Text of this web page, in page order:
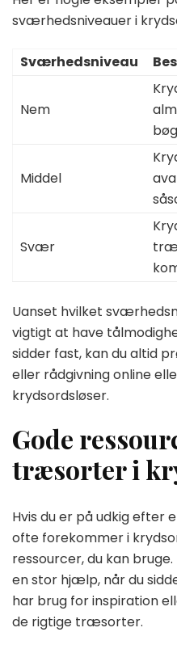
sværhedsniveauer i
Sværhedsniveau
Nem
Middel
Svær
Uanset hvilket
vigtigt at have
sidder fast, kan du altid
eller rådgivning online
krydsordsløser.
Gode
træsorter i
Hvis du er på udkig
ofte forekommer i
ressourcer, du kan
en stor hjælp, når du
har brug for inspiration
de rigtige træsorter.